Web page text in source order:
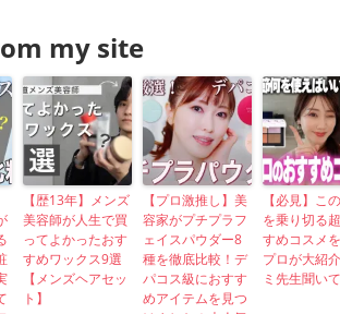
my site
【歴13年】メンズ
美容師が人生で買
ってよかったおす
すめワックス9選
【メンズヘアセッ
ト】
【プロ激推し】美
容家がプチプラフ
ェイスパウダー8
種を徹底比較！デ
パコス級におすす
めアイテムを見つ
【必見】こ
を乗り切る
すめコスメ
プロが大紹
ミ先生聞いて